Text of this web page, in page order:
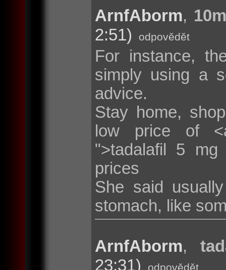
ArnfAborm,
2:51)
odpovědět
For instance,
simply using a
advice.
Stay home,
low price of <a
">tadalafil 5 mg
prices
She said
stomach, like
ArnfAborm,
23:31)
odpovědět